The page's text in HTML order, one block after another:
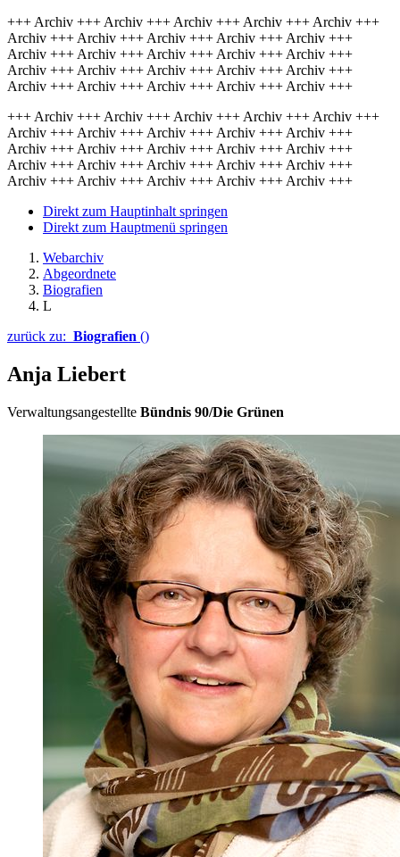
+++ Archiv +++ Archiv +++ Archiv +++ Archiv +++ Archiv +++
Archiv +++ Archiv +++ Archiv +++ Archiv +++ Archiv +++
Archiv +++ Archiv +++ Archiv +++ Archiv +++ Archiv +++
Archiv +++ Archiv +++ Archiv +++ Archiv +++ Archiv +++
Archiv +++ Archiv +++ Archiv +++ Archiv +++ Archiv +++
+++ Archiv +++ Archiv +++ Archiv +++ Archiv +++ Archiv +++
Archiv +++ Archiv +++ Archiv +++ Archiv +++ Archiv +++
Archiv +++ Archiv +++ Archiv +++ Archiv +++ Archiv +++
Archiv +++ Archiv +++ Archiv +++ Archiv +++ Archiv +++
Archiv +++ Archiv +++ Archiv +++ Archiv +++ Archiv +++
Direkt zum Hauptinhalt springen
Direkt zum Hauptmenü springen
Webarchiv
Abgeordnete
Biografien
L
zurück zu: Biografien ()
Anja Liebert
Verwaltungsangestellte Bündnis 90/Die Grünen